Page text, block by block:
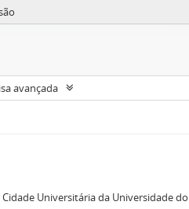
avançada
Universitária da Universidade